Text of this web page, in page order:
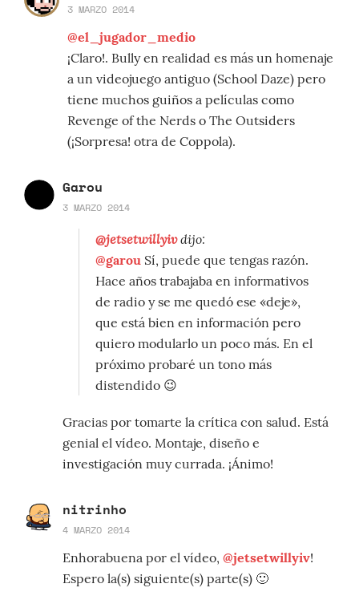
3 MARZO 2014
@el_jugador_medio
¡Claro!. Bully en realidad es más un homenaje
a un videojuego antiguo (School Daze) pero
tiene muchos guiños a películas como
Revenge of the Nerds o The Outsiders
(¡Sorpresa! otra de Coppola).
Garou
3 MARZO 2014
@jetsetwillyivdijo:
@garou Sí, puede que tengas razón.
Hace años trabajaba en informativos
de radio y se me quedó ese «deje»,
que está bien en información pero
quiero modularlo un poco más. En el
próximo probaré un tono más
distendido 😉
Gracias por tomarte la crítica con salud. Está
genial el vídeo. Montaje, diseño e
investigación muy currada. ¡Ánimo!
nitrinho
4 MARZO 2014
Enhorabuena por el vídeo, @jetsetwillyiv!
Espero la(s) siguiente(s) parte(s) 🙂